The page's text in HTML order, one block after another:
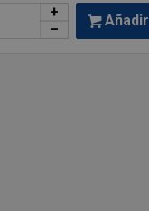
+
–
Añadir